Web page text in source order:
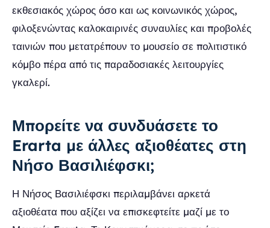
εκθεσιακός χώρος όσο και ως κοινωνικός χώρος,
φιλοξενώντας καλοκαιρινές συναυλίες και προβολές
ταινιών που μετατρέπουν το μουσείο σε πολιτιστικό
κόμβο πέρα από τις παραδοσιακές λειτουργίες
γκαλερί.
Μπορείτε να συνδυάσετε το
Erarta με άλλες αξιοθέατες στη
Νήσο Βασιλιέφσκι;
Η Νήσος Βασιλιέφσκι περιλαμβάνει αρκετά
αξιοθέατα που αξίζει να επισκεφτείτε μαζί με το